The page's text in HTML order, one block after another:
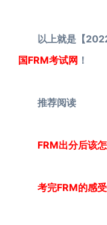
以上就是【2022
国FRM考试网 ！
推荐阅读
FRM出分后该怎
考完FRM的感受